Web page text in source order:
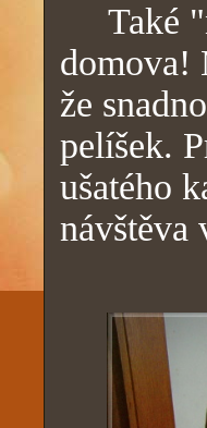
Také
domova!
že
pelíšek.
ušatého
návštěva